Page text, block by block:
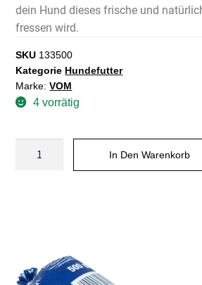
dein Hund dieses frische und
fressen wird.
SKU 133500
Kategorie Hundefutter
Marke:VOM
4 vorrätig
In Den Warenkorb